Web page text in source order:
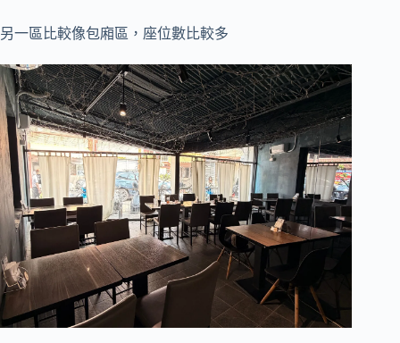
另一區比較像包廂區，座位數比較多